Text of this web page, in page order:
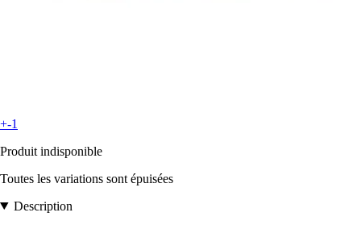
+-1
Produit indisponible
Toutes les variations sont épuisées
Description